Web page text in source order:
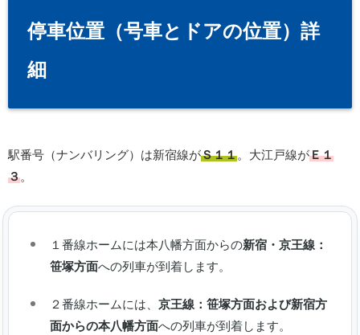
停車位置（号車とドアの位置）詳
細
駅番号（ナンバリング）は新宿線がＳ１１。大江戸線がＥ１
３。
１番線ホームには本八幡方面からの新宿・京王線：
笹塚方面への列車が到着します。
２番線ホームには、 京王線：笹塚方面および新宿方
面からの本八幡方面への列車が到着します。